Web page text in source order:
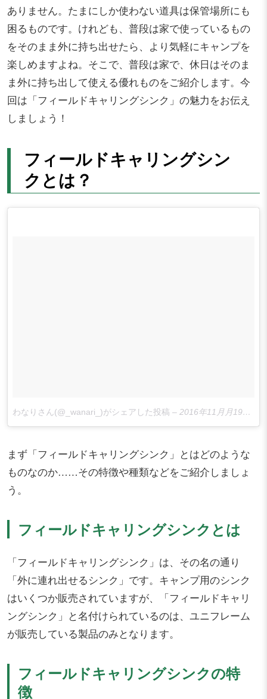
ありません。たまにしか使わない道具は保管場所にも
困るものです。けれども、普段は家で使っているもの
をそのまま外に持ち出せたら、より気軽にキャンプを
楽しめますよね。そこで、普段は家で、休日はそのま
ま外に持ち出して使える優れものをご紹介します。今
回は「フィールドキャリングシンク」の魅力をお伝え
しましょう！
フィールドキャリングシン
クとは？
わなりさん(@_wanari_)がシェアした投稿 – 2016年11月月19日午前7時30分PST
まず「フィールドキャリングシンク」とはどのような
ものなのか……その特徴や種類などをご紹介しましょ
う。
フィールドキャリングシンクとは
「フィールドキャリングシンク」は、その名の通り
「外に連れ出せるシンク」です。キャンプ用のシンク
はいくつか販売されていますが、「フィールドキャリ
ングシンク」と名付けられているのは、ユニフレーム
が販売している製品のみとなります。
フィールドキャリングシンクの特
徴